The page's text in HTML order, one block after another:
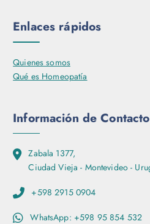
Enlaces rápidos
Quienes somos
Qué es Homeopatía
Información de Contacto
Zabala 1377,
Ciudad Vieja - Montevideo -
+598 2915 0904
WhatsApp: +598 95 854 532